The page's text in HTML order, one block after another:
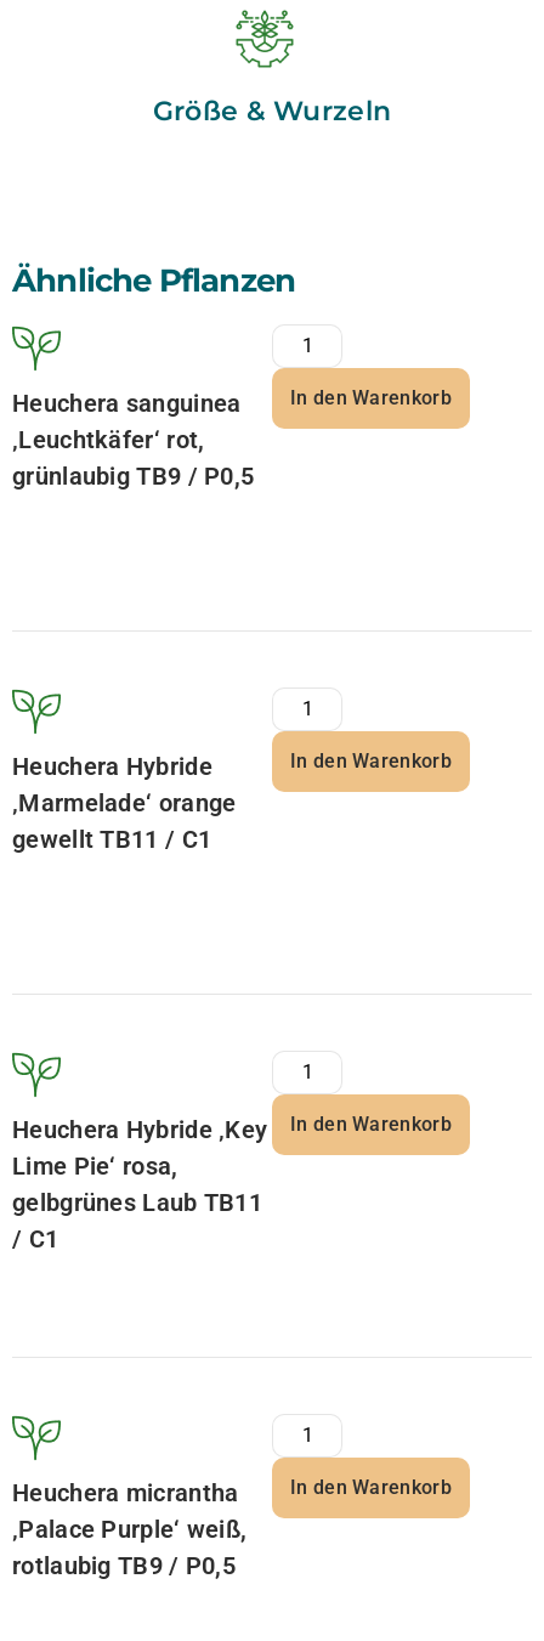
Größe & Wurzeln
Ähnliche Pflanzen
Heuchera sanguinea
‚Leuchtkäfer‘ rot,
grünlaubig TB9 / P0,5
In den Warenkorb
Heuchera Hybride
‚Marmelade‘ orange
gewellt TB11 / C1
In den Warenkorb
Heuchera Hybride ‚Key
Lime Pie‘ rosa,
gelbgrünes Laub TB11
/ C1
In den Warenkorb
Heuchera micrantha
‚Palace Purple‘ weiß,
rotlaubig TB9 / P0,5
In den Warenkorb